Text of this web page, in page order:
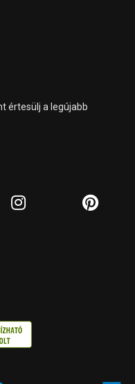
értesülj a legújabb